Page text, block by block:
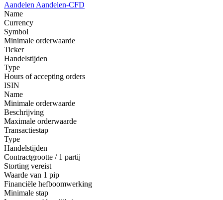
Aandelen Aandelen-CFD
Name
Currency
Symbol
Minimale orderwaarde
Ticker
Handelstijden
Type
Hours of accepting orders
ISIN
Name
Minimale orderwaarde
Beschrijving
Maximale orderwaarde
Transactiestap
Type
Handelstijden
Contractgrootte / 1 partij
Storting vereist
Waarde van 1 pip
Financiële hefboomwerking
Minimale stap